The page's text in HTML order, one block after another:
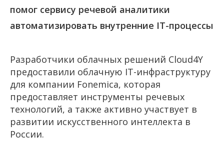
помог сервису речевой аналитики
автоматизировать внутренние IT-процессы
Разработчики облачных решений Cloud4Y
предоставили облачную IT-инфраструктуру
для компании Fonemica, которая
предоставляет инструменты речевых
технологий, а также активно участвует в
развитии искусственного интеллекта в
России.